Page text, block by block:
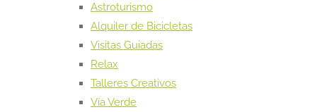
Astroturismo
Alquiler de Bicicletas
Visitas Guiadas
Relax
Talleres Creativos
Vía Verde